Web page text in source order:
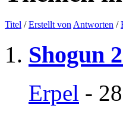
Titel /Erstellt von Antworten /
Shogun
Erpel -